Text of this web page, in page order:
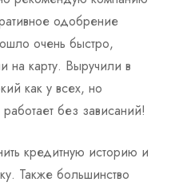
одобрение
очень быстро,
на карту. Выручили в
как у всех, но
без зависаний!
кредитную историю и
Также большинство